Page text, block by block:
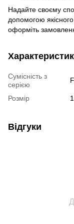
Надайте своєму
допомогою
оформіть
Сумісність з
серією
Розмір
Відгуки